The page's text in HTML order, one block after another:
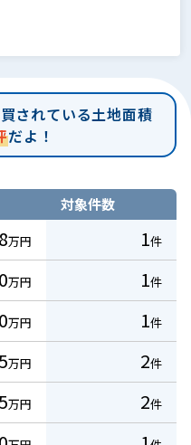
されている土地面積
だよ！
対象件数
万円 1件
万円 1件
万円 1件
万円 2件
万円 2件